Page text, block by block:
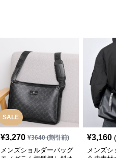
SALE
¥3,270 ¥3640(割引前)
メンズショルダーバッグ
¥3,160
メンズシ